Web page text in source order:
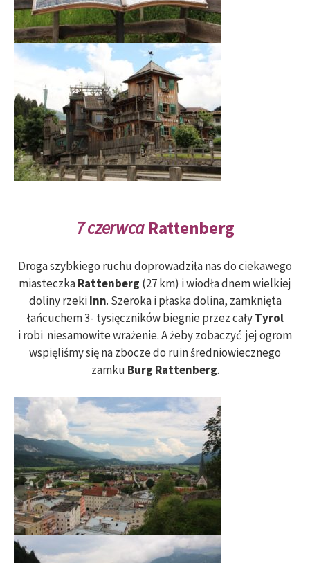
7 czerwca Rattenberg
Droga szybkiego ruchu doprowadziła nas do ciekawego
miasteczkaRattenberg (27 km) i wiodła dnem wielkiej
doliny rzekiInn. Szeroka i płaska dolina, zamknięta
łańcuchem 3- tysięczników biegnie przez całyTyrol
i robi niesamowite wrażenie. A żeby zobaczyć jej ogrom
wspięliśmy się na zbocze do ruin średniowiecznego
zamku Burg Rattenberg.